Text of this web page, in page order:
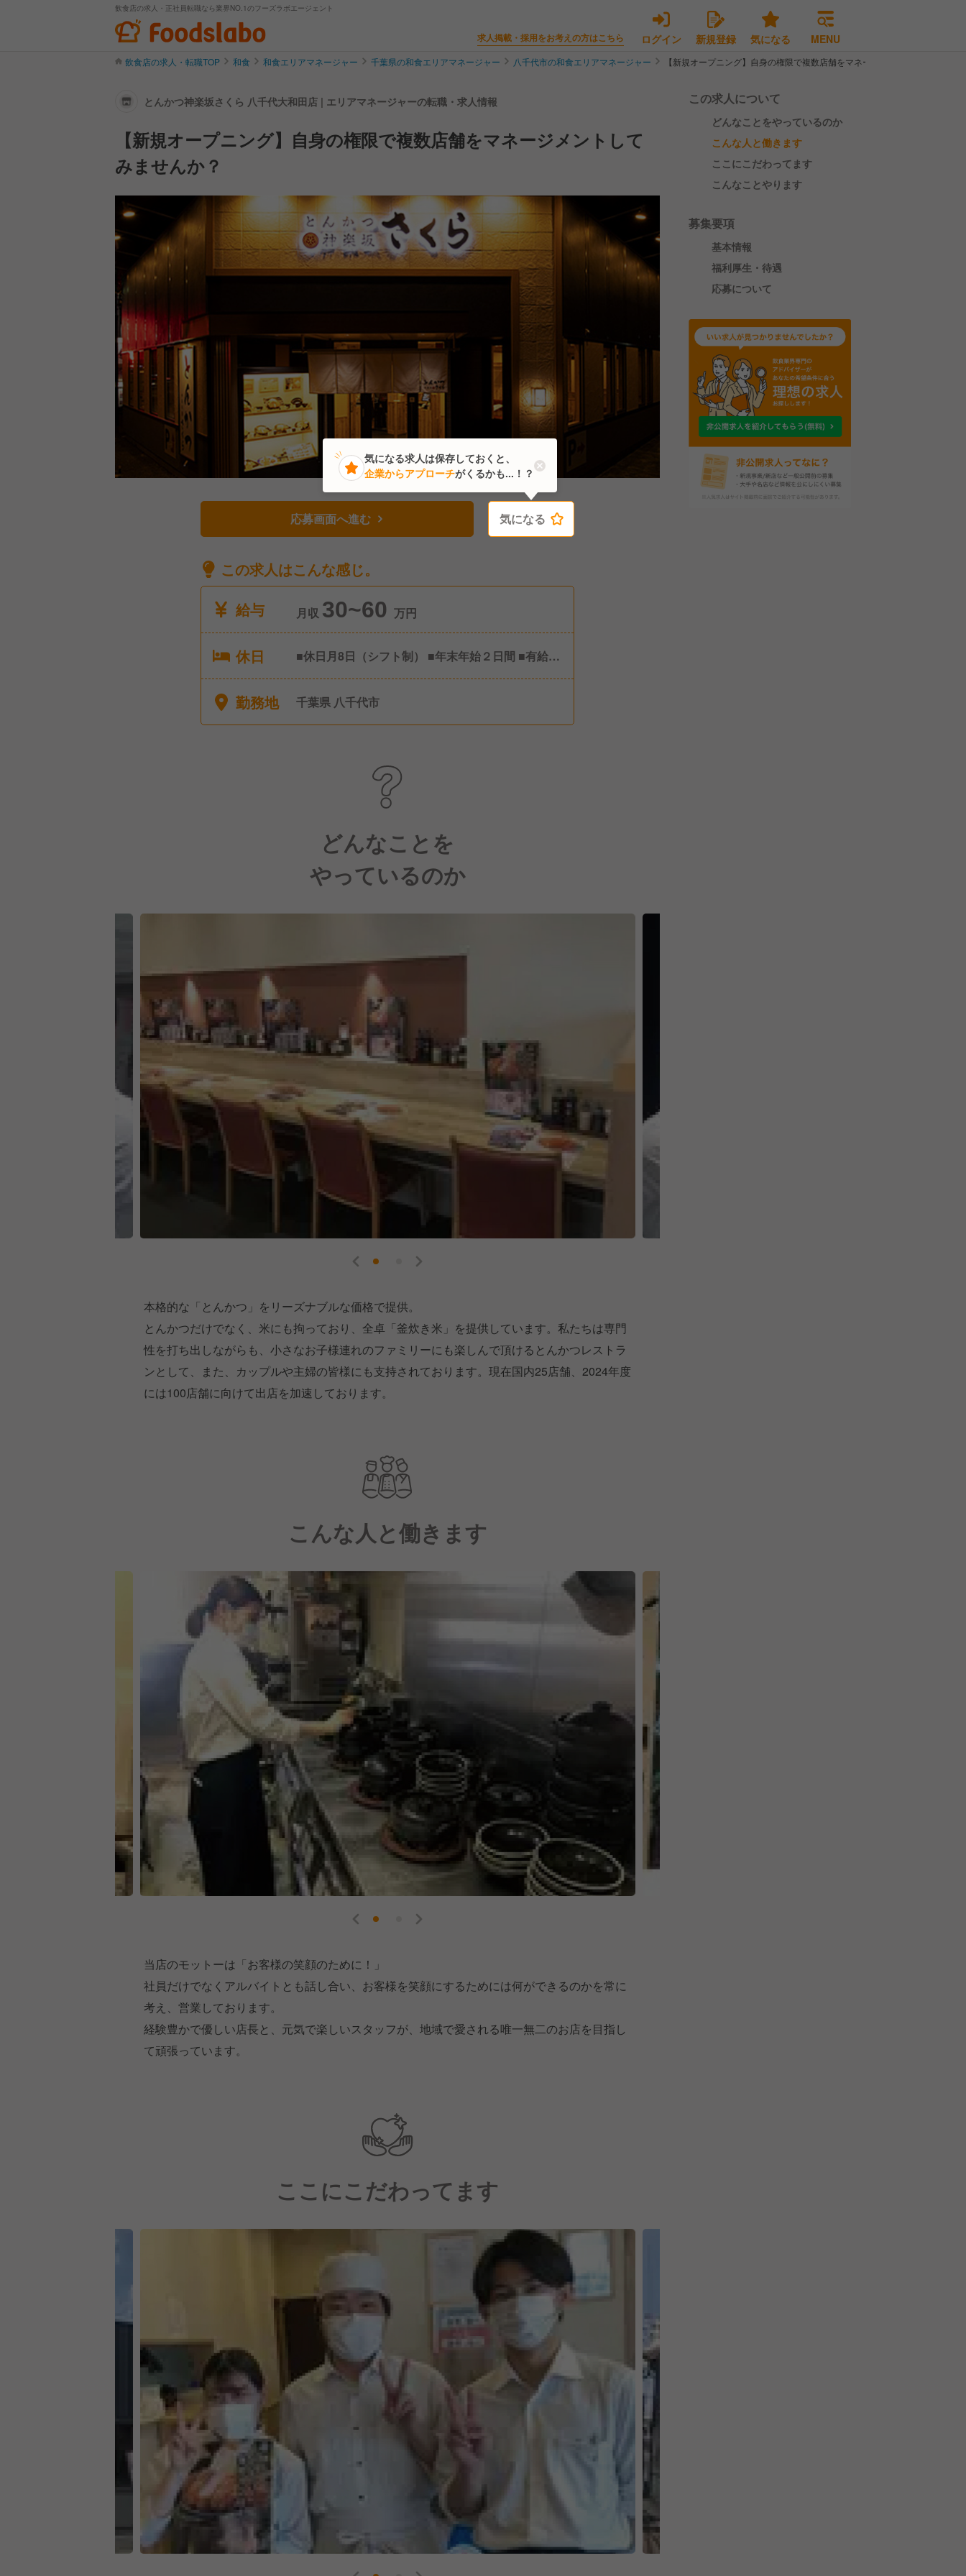
飲食店の求人・正社員転職なら業界NO.1のフーズラボエージェント
求人掲載・採用をお考えの方はこちら ログイン 新規登録 気になる MENU
飲食店の求人・転職TOP 和食 和食エリアマネージャー 千葉県の和食エリアマネージャー 八千代市の和食エリアマネージャー 【新規オープニング】自身の権限で複数店舗をマネージメントしてみません
とんかつ神楽坂さくら 八千代大和田店 | エリアマネージャーの転職・求人情報
【新規オープニング】自身の権限で複数店舗をマネージメントして
みませんか？
応募画面へ進む 気になる
この求人はこんな感じ。
給与
月収 30~60 万円
休日
■休日月8日（シフト制） ■年末年始２日間 ■有給休
勤務地 千葉県 八千代市
どんなことを
やっているのか
本格的な「とんかつ」をリーズナブルな価格で提供。
とんかつだけでなく、米にも拘っており、全卓「釜炊き米」を提供しています。私たちは専門
性を打ち出しながらも、小さなお子様連れのファミリーにも楽しんで頂けるとんかつレストラ
ンとして、また、カップルや主婦の皆様にも支持されております。現在国内25店舗、2024年度
には100店舗に向けて出店を加速しております。
こんな人と働きます
当店のモットーは「お客様の笑顔のために！」
社員だけでなくアルバイトとも話し合い、お客様を笑顔にするためには何ができるのかを常に
考え、営業しております。
経験豊かで優しい店長と、元気で楽しいスタッフが、地域で愛される唯一無二のお店を目指し
て頑張っています。
ここにこだわってます
この求人について
どんなことをやっているのか
こんな人と働きます
ここにこだわってます
こんなことやります
募集要項
基本情報
福利厚生・待遇
応募について
気になる
気になる求人は保存しておくと、
企業からアプローチがくるかも...！？